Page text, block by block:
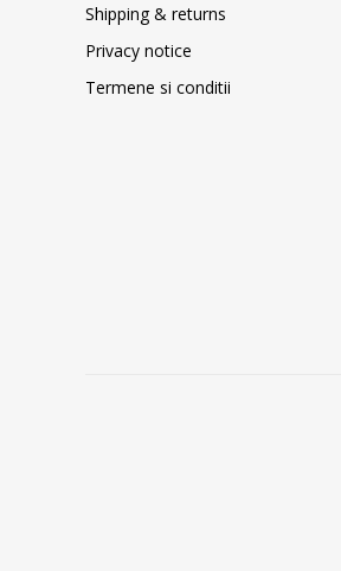
Shipping & returns
Privacy notice
Termene si conditii